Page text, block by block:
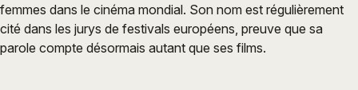
femmes dans le cinéma mondial. Son nom est régulièrement
cité dans les jurys de festivals européens, preuve que sa
parole compte désormais autant que ses films.